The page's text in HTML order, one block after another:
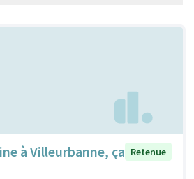
à Villeurbanne, ça Retenue